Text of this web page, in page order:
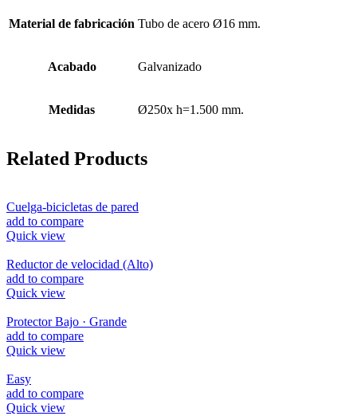
Material de fabricación Tubo de acero Ø16 mm.
Acabado Galvanizado
Medidas Ø250x h=1.500 mm.
Related Products
Cuelga-bicicletas de pared
add to compare
Quick view
Reductor de velocidad (Alto)
add to compare
Quick view
Protector Bajo · Grande
add to compare
Quick view
Easy
add to compare
Quick view